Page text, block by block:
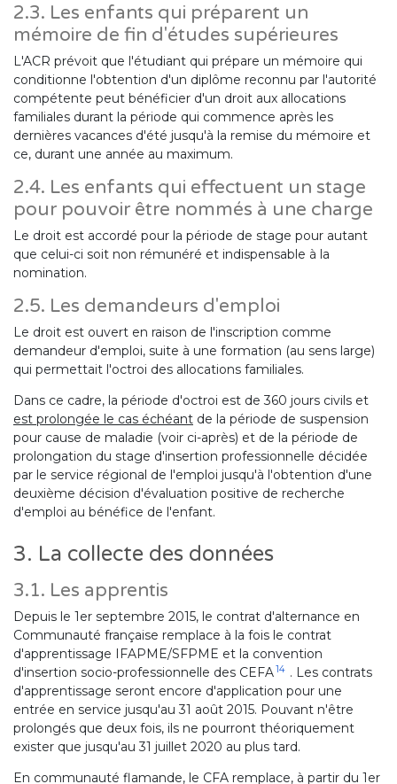
2.3. Les enfants qui préparent un
mémoire de fin d'études supérieures
L'ACR prévoit que l'étudiant qui prépare un mémoire qui
conditionne l'obtention d'un diplôme reconnu par l'autorité
compétente peut bénéficier d'un droit aux allocations
familiales durant la période qui commence après les
dernières vacances d'été jusqu'à la remise du mémoire et
ce, durant une année au maximum.
2.4. Les enfants qui effectuent un stage
pour pouvoir être nommés à une charge
Le droit est accordé pour la période de stage pour autant
que celui-ci soit non rémunéré et indispensable à la
nomination.
2.5. Les demandeurs d'emploi
Le droit est ouvert en raison de l'inscription comme
demandeur d'emploi, suite à une formation (au sens large)
qui permettait l'octroi des allocations familiales.
Dans ce cadre, la période d'octroi est de 360 jours civils et
est prolongée le cas échéant de la période de suspension
pour cause de maladie (voir ci-après) et de la période de
prolongation du stage d'insertion professionnelle décidée
par le service régional de l'emploi jusqu'à l'obtention d'une
deuxième décision d'évaluation positive de recherche
d'emploi au bénéfice de l'enfant.
3. La collecte des données
3.1. Les apprentis
Depuis le 1er septembre 2015, le contrat d'alternance en
Communauté française remplace à la fois le contrat
d'apprentissage IFAPME/SFPME et la convention
d'insertion socio-professionnelle des CEFA14 . Les contrats
d'apprentissage seront encore d'application pour une
entrée en service jusqu'au 31 août 2015. Pouvant n'être
prolongés que deux fois, ils ne pourront théoriquement
exister que jusqu'au 31 juillet 2020 au plus tard.
En communauté flamande, le CFA remplace, à partir du 1er